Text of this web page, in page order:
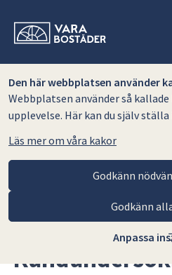
Den här webbplatsen använder
Webbplatsen använder så
upplevelse. Här kan du själv
Läs mer om våra kakor
Godkänn
Godkänn
Anpassa
Vara Bostäder AB För